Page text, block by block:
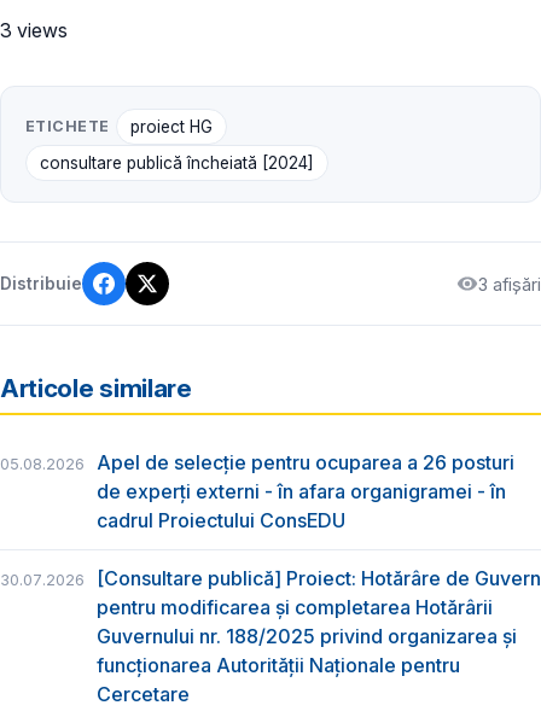
3 views
ETICHETE
proiect HG
consultare publică încheiată [2024]
Distribuie 3 afișări
Articole similare
05.08.2026
Apel de selecție pentru ocuparea a 26 posturi
de experți externi - în afara organigramei - în
cadrul Proiectului ConsEDU
30.07.2026
[Consultare publică] Proiect: Hotărâre de Guvern
pentru modificarea și completarea Hotărârii
Guvernului nr. 188/2025 privind organizarea şi
funcţionarea Autorităţii Naţionale pentru
Cercetare